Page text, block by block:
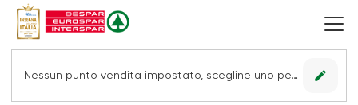
Nessun punto vendita impostato, scegline uno per vedere le offerte. edit